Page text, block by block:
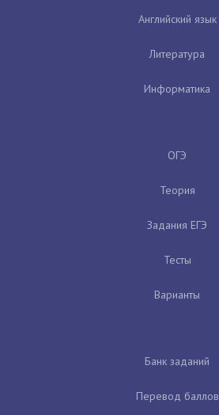
Английский язык
Литература
Информатика
ОГЭ
Теория
Задания ЕГЭ
Тесты
Варианты
Банк заданий
Перевод баллов